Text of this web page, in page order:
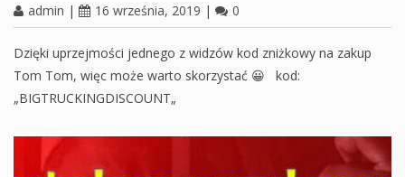
admin | 16 września, 2019 | 0
Dzięki uprzejmości jednego z widzów kod zniżkowy na zakup
Tom Tom, więc może warto skorzystać 😀 kod:
„BIGTRUCKINGDISCOUNT„